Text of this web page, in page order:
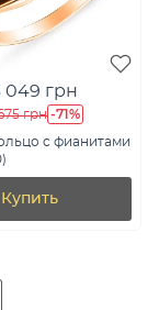
049 грн
грн -71%
с фианитами
Купить